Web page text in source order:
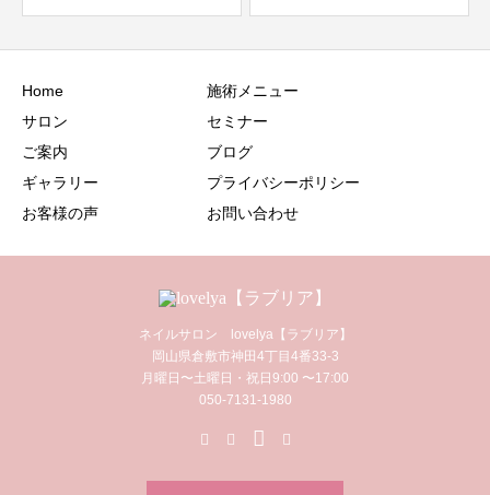
Home
サロン
ご案内
ギャラリー
お客様の声
施術メニュー
セミナー
ブログ
プライバシーポリシー
お問い合わせ
ネイルサロン lovelya【ラブリア】
岡山県倉敷市神田4丁目4番33-3
月曜日〜土曜日・祝日9:00 〜17:00
050-7131-1980